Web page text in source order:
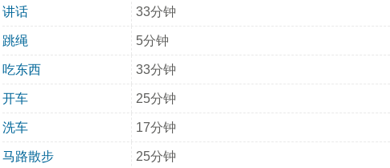
讲话 33分钟
跳绳 5分钟
吃东西 33分钟
开车 25分钟
洗车 17分钟
马路散步 25分钟